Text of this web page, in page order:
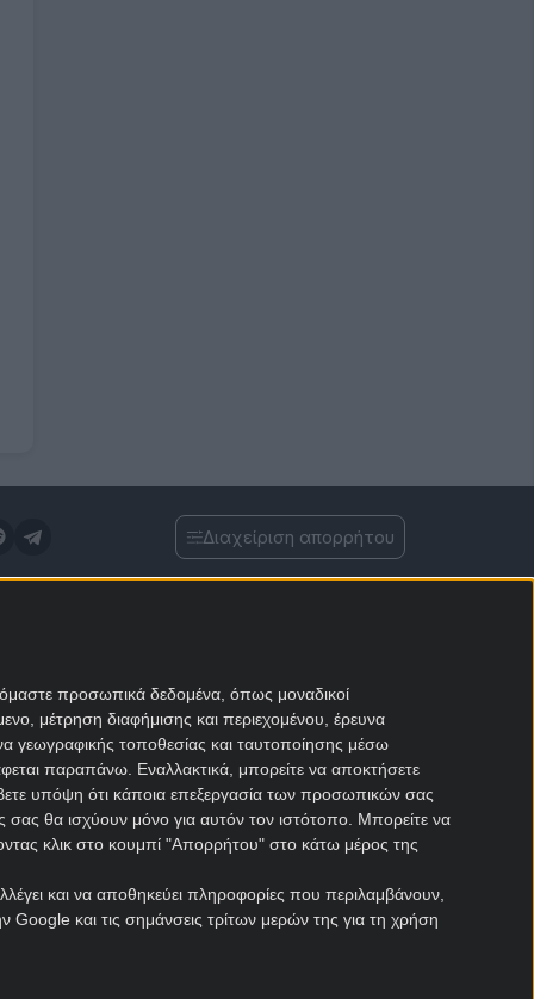
προσωπικά δεδομένα, όπως μοναδικοί
μέτρηση διαφήμισης και περιεχομένου, έρευνα
γεωγραφικής τοποθεσίας και ταυτοποίησης μέσω
παραπάνω. Εναλλακτικά, μπορείτε να αποκτήσετε
υπόψη ότι κάποια επεξεργασία των προσωπικών σας
σας θα ισχύουν μόνο για αυτόν τον ιστότοπο. Μπορείτε να
κλικ στο κουμπί "Απορρήτου" στο κάτω μέρος της
και να αποθηκεύει πληροφορίες που περιλαμβάνουν,
και τις σημάνσεις τρίτων μερών της για τη χρήση
Διαχείριση απορρήτου
πρώτα στοιχηματικά sites για στοίχημα στην
ποδοσφαίρου, μπάσκετ, τένις και
από τους καλύτερους tipsters. Αναλύσεις
των στοιχηματικών εταιριών που
στην Ελλάδα. Στοιχηματικές προσφορές*,
και στοιχηματική θεωρία για όλα όσα
στοίχημα.
: Ισχύουν όροι και προϋποθέσεις